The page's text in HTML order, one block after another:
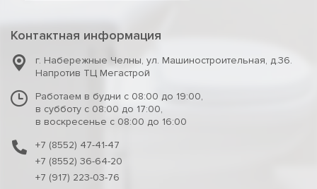
Контактная информация
г. Набережные Челны, ул. Машиностроительная, д.36.
Напротив ТЦ Мегастрой
Работаем в будни с 08:00 до 19:00,
в субботу с 08:00 до 17:00,
в воскресенье с 08:00 до 16:00
+7 (8552) 47-41-47
+7 (8552) 36-64-20
+7 (917) 223-03-76